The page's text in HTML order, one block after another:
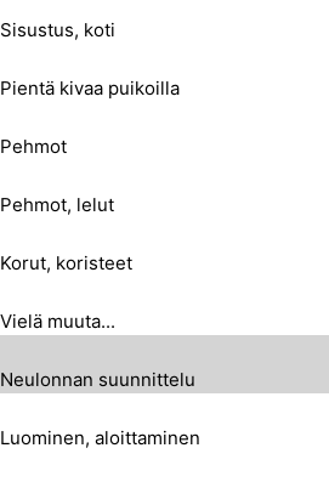
Sisustus, koti
Pientä kivaa puikoilla
Pehmot
Pehmot, lelut
Korut, koristeet
Vielä muuta...
Neulonnan suunnittelu
Luominen, aloittaminen